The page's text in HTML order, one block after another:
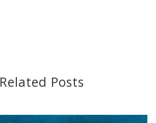
Related Posts